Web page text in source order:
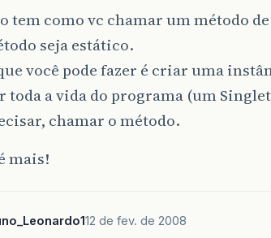
tem como vc chamar um método
seja estático.
você pode fazer é criar uma
toda a vida do programa (um
chamar o método.
mais!
12 de fev. de 2008